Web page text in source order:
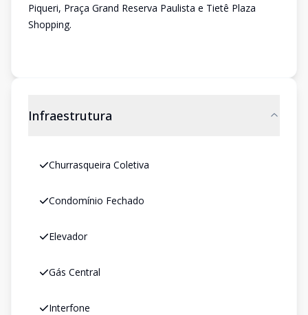
Piqueri, Praça Grand Reserva Paulista e Tietê Plaza
Shopping.
Infraestrutura
Churrasqueira Coletiva
Condomínio Fechado
Elevador
Gás Central
Interfone